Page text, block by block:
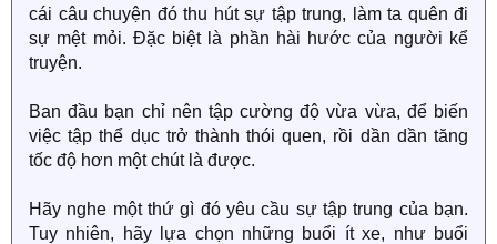
cái câu chuyện đó thu hút sự tập trung, làm ta quên đi
sự mệt mỏi. Đặc biệt là phần hài hước của người kể
truyện.
Ban đầu bạn chỉ nên tập cường độ vừa vừa, để biến
việc tập thể dục trở thành thói quen, rồi dần dần tăng
tốc độ hơn một chút là được.
Hãy nghe một thứ gì đó yêu cầu sự tập trung của bạn.
Tuy nhiên, hãy lựa chọn những buổi ít xe, như buổi